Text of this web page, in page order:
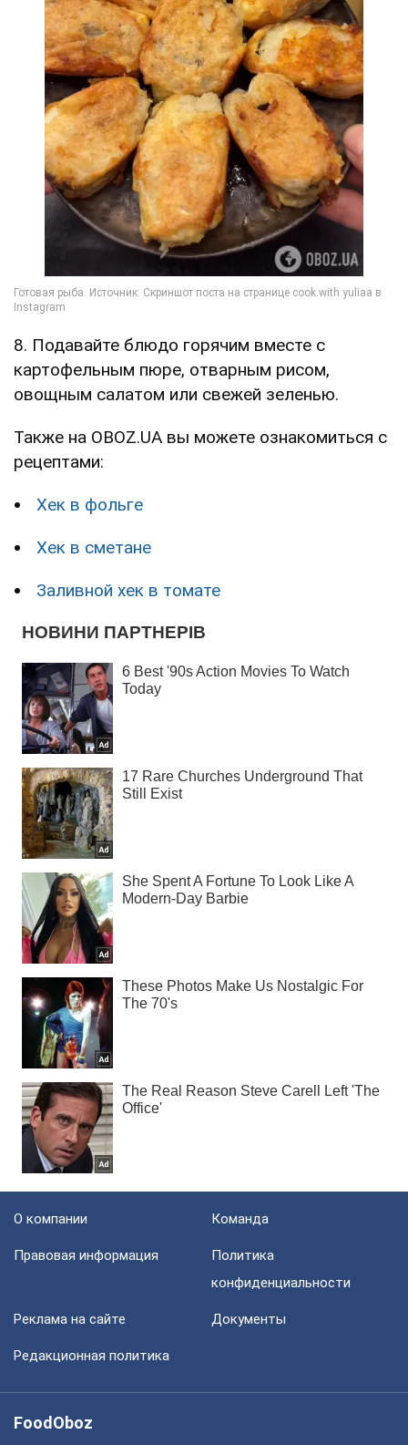
8. Подавайте блюдо горячим вместе с
картофельным пюре, отварным рисом,
овощным салатом или свежей зеленью.
Также на OBOZ.UA вы можете ознакомиться с
рецептами:
Хек в фольге
Хек в сметане
Заливной хек в томате
О компании Команда
Правовая информация
Политика
конфиденциальности
Реклама на сайте Документы
Редакционная политика
FoodOboz